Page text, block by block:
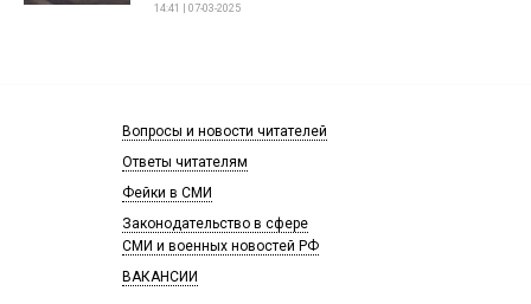
14:41 | 07-03-2025
Вопросы и новости читателей
Ответы читателям
Фейки в СМИ
Законодательство в сфере
СМИ и военных новостей РФ
ВАКАНСИИ